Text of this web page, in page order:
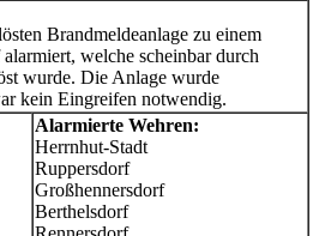
Brandmeldeanlage zu einem
welche scheinbar durch
wurde. Die Anlage wurde
kein Eingreifen notwendig.
Alarmierte Wehren:
Herrnhut-Stadt
Ruppersdorf
Großhennersdorf
Berthelsdorf